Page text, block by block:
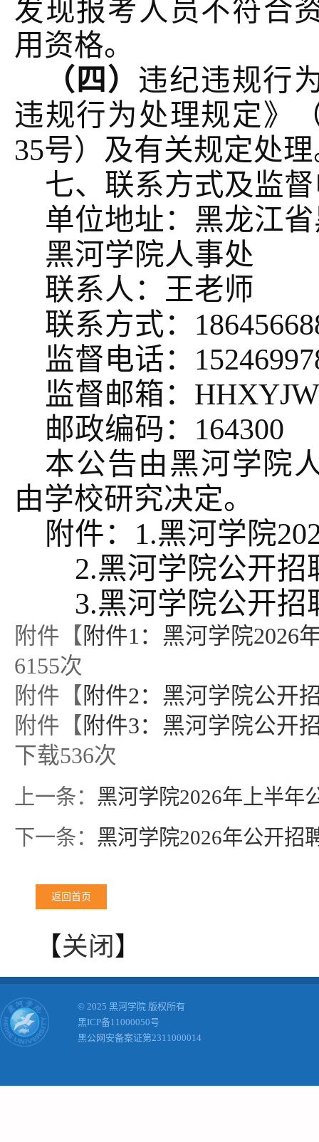
发现报考人员不符合
用资格。
（四） 违纪违规行
违规行为处理规定》
35号）及有关规定处
七、联系方式及监
单位地址：黑龙江
黑河学院人事处
联系人：王老师
联系方式：
监督电话：
监督邮箱：
邮政编码： 164300
本公告由黑河学院
由学校研究决定。
附件： 1.黑河学院
2.黑河学院公开
3.黑河学院公开
附件【 附件1：黑河学院2026
6155次
附件【 附件2：黑河学院公开
附件【 附件3：黑河学院公开
下载536次
上一条： 黑河学院2026年上半年
下一条： 黑河学院2026年公开招
返回首页
【关闭 】
© 2025 黑河学院 版权所有
黑ICP备11000050号
黑公网安备案证第2311000014